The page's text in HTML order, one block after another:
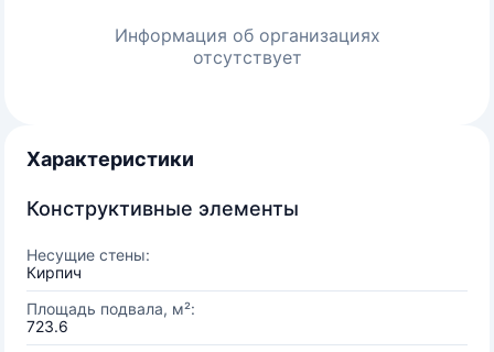
Информация об организациях
отсутствует
Характеристики
Конструктивные элементы
Несущие стены:
Кирпич
Площадь подвала, м²:
723.6